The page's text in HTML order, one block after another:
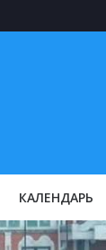
КАЛЕНДАРЬ